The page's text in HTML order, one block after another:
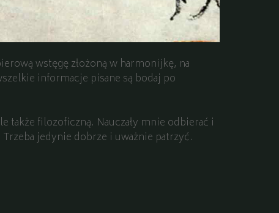
wstęgę złożoną w harmonijkę, na
informacje pisane są bodaj po
także filozoficzną. Nauczały mnie odbierać i
Trzeba jedynie dobrze i uważnie patrzyć.